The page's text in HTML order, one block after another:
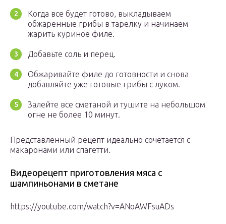
Когда все будет готово, выкладываем
обжаренные грибы в тарелку и начинаем
жарить куриное филе.
Добавьте соль и перец.
Обжаривайте филе до готовности и снова
добавляйте уже готовые грибы с луком.
Залейте все сметаной и тушите на небольшом
огне не более 10 минут.
Представленный рецепт идеально сочетается с
макаронами или спагетти.
Видеорецепт приготовления мяса с
шампиньонами в сметане
https://youtube.com/watch?v=ANoAWFsuADs